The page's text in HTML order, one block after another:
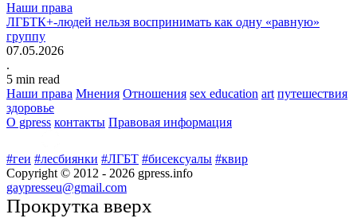
Наши права
ЛГБТК+-людей нельзя воспринимать как одну «равную»
группу
07.05.2026
.
5 min read
Наши права Мнения Отношения sex education art путешествия
здоровье
О gpress контакты Правовая информация
#геи #лесбиянки #ЛГБТ #бисексуалы #квир
Copyright © 2012 - 2026 gpress.info
gaypresseu@gmail.com
Прокрутка вверх